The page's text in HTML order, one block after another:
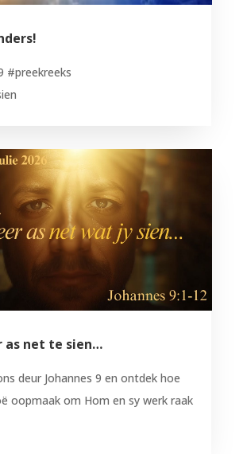
#preekreeks
as net te sien…
deur Johannes 9 en ontdek hoe
oopmaak om Hom en sy werk raak